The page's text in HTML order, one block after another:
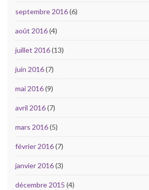
septembre 2016(6)
août 2016(4)
juillet 2016(13)
juin 2016(7)
mai 2016(9)
avril 2016(7)
mars 2016(5)
février 2016(7)
janvier 2016(3)
décembre 2015 (4)